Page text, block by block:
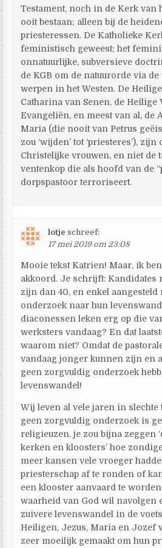
Testament, noch in de Kerk van
ooit bestaan; alleen bij de
priesteressen. De Katholieke
feministisch geweest; het
onnatuurlijke, subversieve
de KGB om de natuurorde via
werpen in het Westen. De
Catharina van Senen, de Heilige
Evangeliën, en meest van al, de
Maria (die nooit van Petrus
zou ‘wijden’ tot ‘priesteres’),
Christelijke vrouwen, en niet de
ventenkop die als hoofd van de
dorpspastoor terroriseert.
lotje schreef:
17 mei 2019 om 23:08
Mooie tekst Katrien! Maar, ik
akkoord. Je schrijft: Kandidates
zijn dan 40, en enkel
onderzoek naar hun
diaconessen leken erg op die
werksters vandaag? En dat
waarom niet? Omdat de
vandaag jonger kunnen zijn en
geen zorgvuldig onderzoek
levenswandel!
Wij leven al vele jaren in
geen zorgvuldig onderzoek is
religieuzen. je zou bijna zeggen
kerken en kloosters’ hoe
meer kansen vele vroeger
priesterschap af te ronden of
een klooster aanvaard te
waarheid van God wil navolgen
zuivere levenswandel in de
Heiligen, Jezus, Maria en Jozef
zeer moeilijk gemaakt om hun